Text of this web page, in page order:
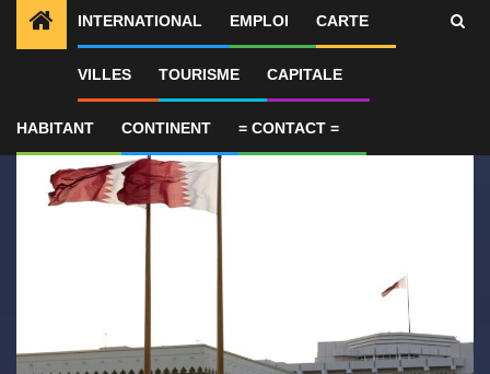
INTERNATIONAL EMPLOI CARTE
VILLES TOURISME CAPITALE
HABITANT CONTINENT = CONTACT =
ALERTES INFO 1 Le Qatar condamne l’attentat